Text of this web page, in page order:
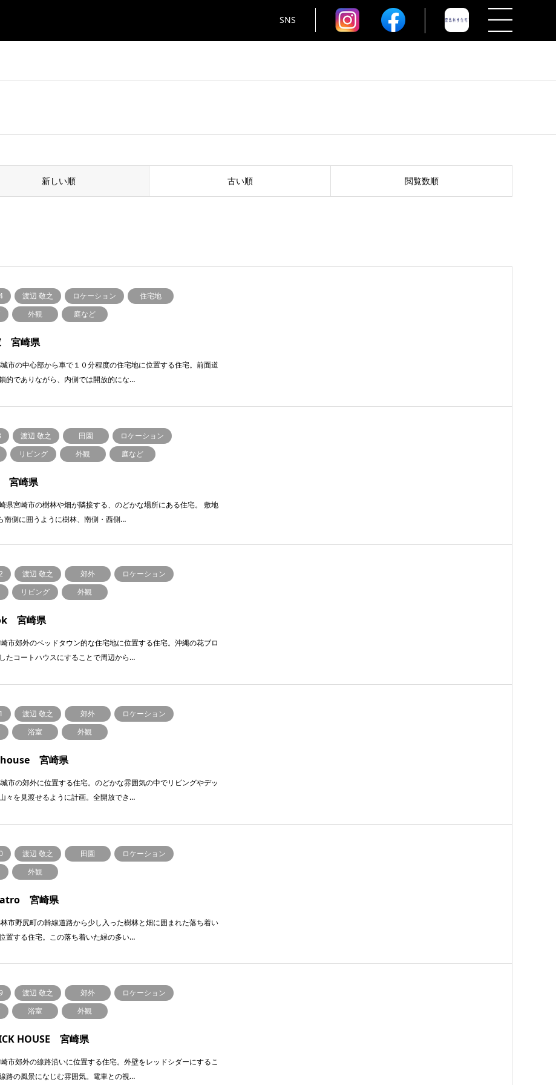
SNS
新しい順 古い順 閲覧数順
渡辺 敬之 ロケーション
住宅地
外観 庭など
宮崎県
市の中⼼部から⾞で１０分程度の住宅地に位置する住宅。前⾯道
的でありながら、内側では開放的にな…
渡辺 敬之 田園
ロケーション
リビング 外観 庭など
宮崎県
県宮崎市の樹林や畑が隣接する、のどかな場所にある住宅。 敷地
南側に囲うように樹林、南側・⻄側…
渡辺 敬之 郊外
ロケーション
リビング 外観
宮崎県
市郊外のベッドタウン的な住宅地に位置する住宅。沖縄の花ブロ
たコートハウスにすることで周辺から…
渡辺 敬之 郊外
ロケーション
浴室 外観
宮崎県
市の郊外に位置する住宅。のどかな雰囲気の中でリビングやデッ
々を⾒渡せるように計画。全開放でき…
渡辺 敬之 田園
ロケーション
外観
宮崎県
市野尻町の幹線道路から少し⼊った樹林と畑に囲まれた落ち着い
置する住宅。この落ち着いた緑の多い…
渡辺 敬之 郊外
ロケーション
浴室 外観
HOUSE 宮崎県
市郊外の線路沿いに位置する住宅。外壁をレッドシダーにするこ
路の⾵景になじむ雰囲気。電⾞との視…